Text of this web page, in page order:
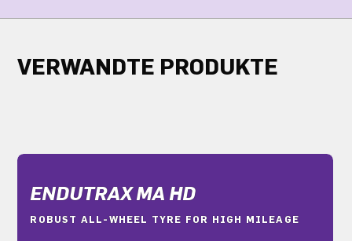
VERWANDTE PRODUKTE
ENDUTRAX MA HD
ROBUST ALL-WHEEL TYRE FOR HIGH MILEAGE